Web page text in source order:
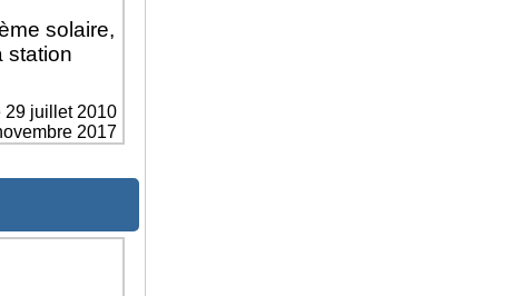
solaire,
station
29 juillet 2010
2017